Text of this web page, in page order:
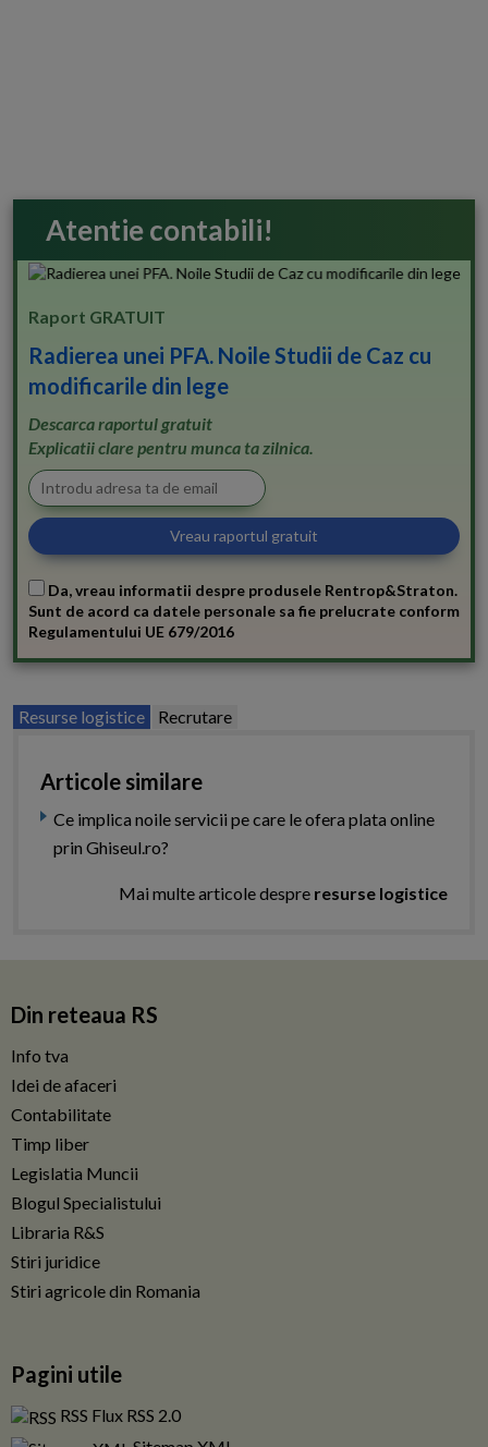
Atentie contabili!
Raport GRATUIT
Radierea unei PFA. Noile Studii de Caz cu
modificarile din lege
Descarca raportul gratuit
Explicatii clare pentru munca ta zilnica.
Da, vreau informatii despre produsele Rentrop&Straton.
Sunt de acord ca datele personale sa fie prelucrate conform
Regulamentului UE 679/2016
Resurse logistice Recrutare
Articole similare
Ce implica noile servicii pe care le ofera plata online
prin Ghiseul.ro?
Mai multe articole despre resurse logistice
Din reteaua RS
Info tva
Idei de afaceri
Contabilitate
Timp liber
Legislatia Muncii
Blogul Specialistului
Libraria R&S
Stiri juridice
Stiri agricole din Romania
Pagini utile
RSS Flux RSS 2.0